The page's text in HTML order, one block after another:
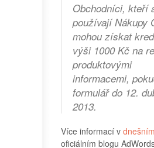
Obchodníci, kteří
používají Nákupy
mohou získat
výši 1000 Kč na
produktovými
informacemi,
formulář do 12.
2013.
Více informací v
oficiálním blogu